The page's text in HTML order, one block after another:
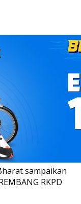
sampaikan
RKPD